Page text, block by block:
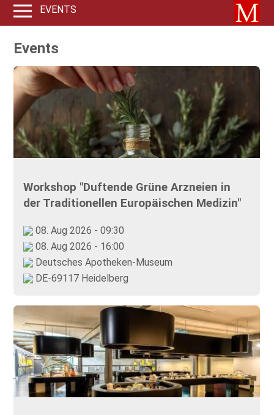
EVENTS
Events
Workshop "Duftende Grüne Arzneien in
der Traditionellen Europäischen Medizin"
08. Aug 2026 - 09:30
08. Aug 2026 - 16:00
Deutsches Apotheken-Museum
DE-69117 Heidelberg